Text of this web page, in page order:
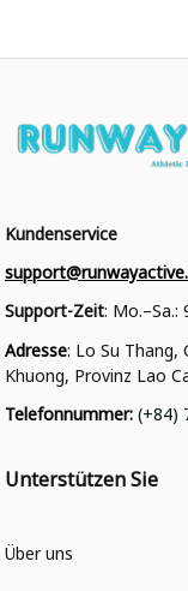
Kundenservice
Support-Zeit: Mo.–Sa.:
Adresse: Lo Su Thang,
Khuong, Provinz Lao
Telefonnummer: (+84)
Unterstützen Sie
Über uns